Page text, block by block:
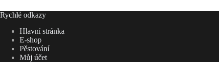
Rychlé odkazy
Hlavní stránka
E-shop
Pěstování
Můj účet